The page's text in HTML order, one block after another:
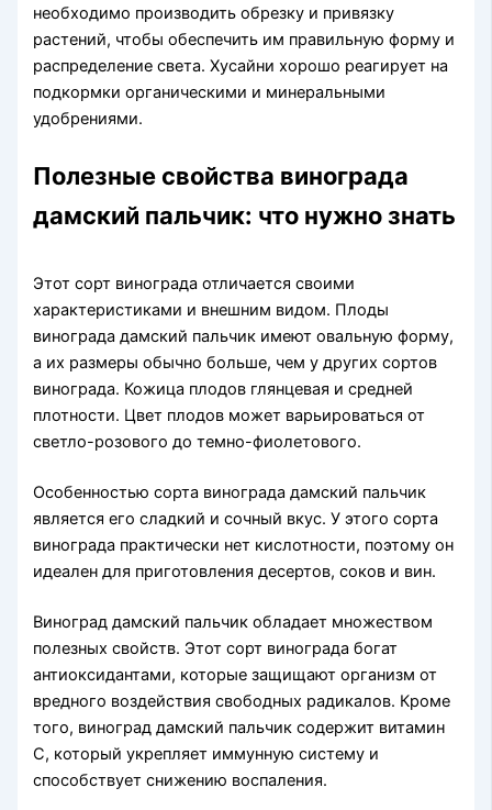
необходимо производить обрезку и привязку
растений, чтобы обеспечить им правильную форму и
распределение света. Хусайни хорошо реагирует на
подкормки органическими и минеральными
удобрениями.
Полезные свойства винограда
дамский пальчик: что нужно знать
Этот сорт винограда отличается своими
характеристиками и внешним видом. Плоды
винограда дамский пальчик имеют овальную форму,
а их размеры обычно больше, чем у других сортов
винограда. Кожица плодов глянцевая и средней
плотности. Цвет плодов может варьироваться от
светло-розового до темно-фиолетового.
Особенностью сорта винограда дамский пальчик
является его сладкий и сочный вкус. У этого сорта
винограда практически нет кислотности, поэтому он
идеален для приготовления десертов, соков и вин.
Виноград дамский пальчик обладает множеством
полезных свойств. Этот сорт винограда богат
антиоксидантами, которые защищают организм от
вредного воздействия свободных радикалов. Кроме
того, виноград дамский пальчик содержит витамин
С, который укрепляет иммунную систему и
способствует снижению воспаления.